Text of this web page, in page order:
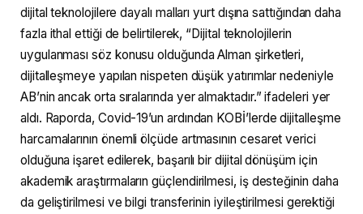
dijital teknolojilere dayalı malları yurt dışına sattığından daha
fazla ithal ettiği de belirtilerek, “Dijital teknolojilerin
uygulanması söz konusu olduğunda Alman şirketleri,
dijitalleşmeye yapılan nispeten düşük yatırımlar nedeniyle
AB’nin ancak orta sıralarında yer almaktadır.” ifadeleri yer
aldı. Raporda, Covid-19’un ardından KOBİ’lerde dijitalleşme
harcamalarının önemli ölçüde artmasının cesaret verici
olduğuna işaret edilerek, başarılı bir dijital dönüşüm için
akademik araştırmaların güçlendirilmesi, iş desteğinin daha
da geliştirilmesi ve bilgi transferinin iyileştirilmesi gerektiği